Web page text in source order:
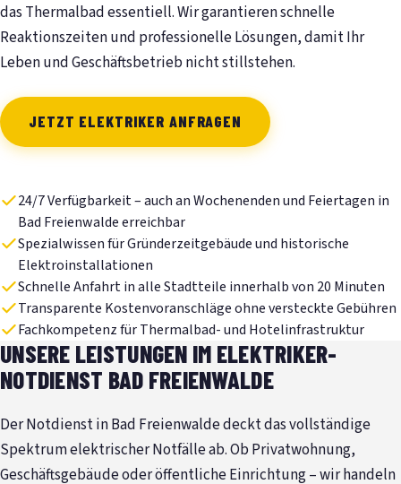
das Thermalbad essentiell. Wir garantieren schnelle
Reaktionszeiten und professionelle Lösungen, damit Ihr
Leben und Geschäftsbetrieb nicht stillstehen.
JETZT ELEKTRIKER ANFRAGEN
24/7 Verfügbarkeit – auch an Wochenenden und Feiertagen in
Bad Freienwalde erreichbar
Spezialwissen für Gründerzeitgebäude und historische
Elektroinstallationen
Schnelle Anfahrt in alle Stadtteile innerhalb von 20 Minuten
Transparente Kostenvoranschläge ohne versteckte Gebühren
Fachkompetenz für Thermalbad- und Hotelinfrastruktur
UNSERE LEISTUNGEN IM ELEKTRIKER-
NOTDIENST BAD FREIENWALDE
Der Notdienst in Bad Freienwalde deckt das vollständige
Spektrum elektrischer Notfälle ab. Ob Privatwohnung,
Geschäftsgebäude oder öffentliche Einrichtung – wir handeln